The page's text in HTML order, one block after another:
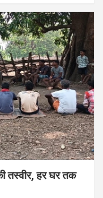
तस्वीर, हर घर तक